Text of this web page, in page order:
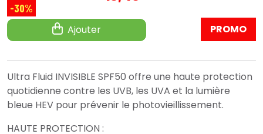
-30%
Ajouter PROMO
Ultra Fluid INVISIBLE SPF50 offre une haute protection
quotidienne contre les UVB, les UVA et la lumière
bleue HEV pour prévenir le photovieillissement.
HAUTE PROTECTION :